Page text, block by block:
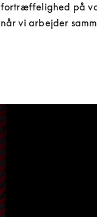
fortræffelighed på
når vi arbejder